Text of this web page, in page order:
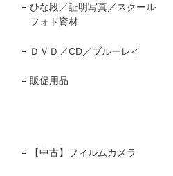
ひな段／証明写真／スクール
フォト資材
ＤＶＤ／CD／ブルーレイ
販促用品
【中古】フィルムカメラ